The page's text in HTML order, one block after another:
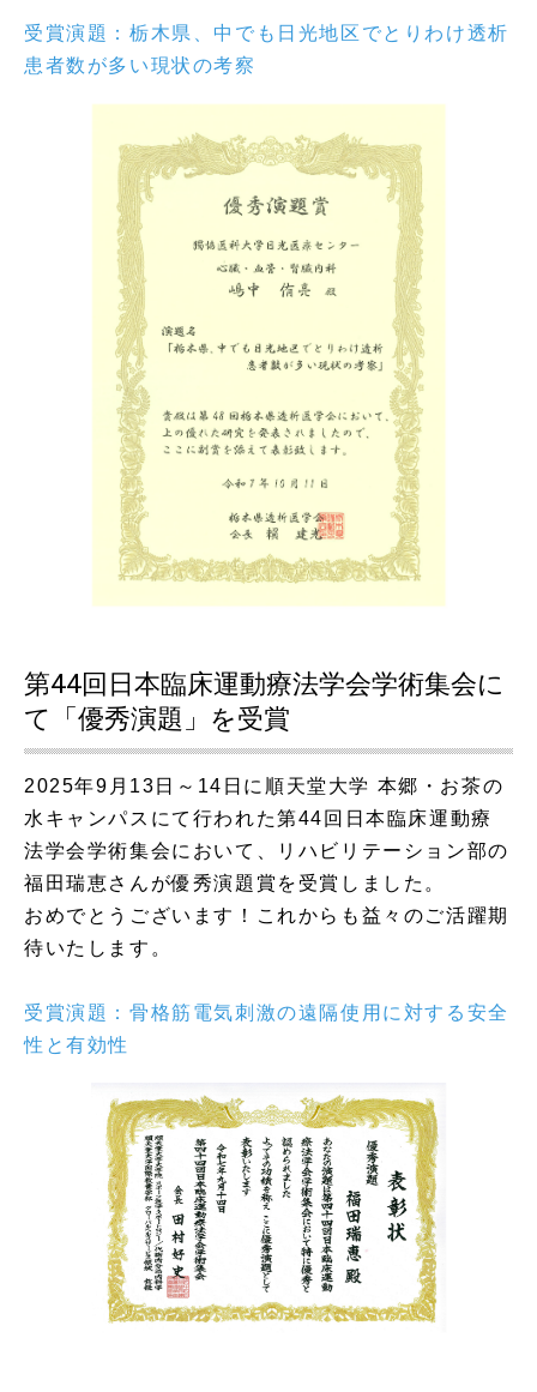
受賞演題：栃木県、中でも日光地区でとりわけ透析
患者数が多い現状の考察
第44回日本臨床運動療法学会学術集会に
て「優秀演題」を受賞
2025年9月13日～14日に順天堂大学 本郷・お茶の
水キャンパスにて行われた第44回日本臨床運動療
法学会学術集会において、リハビリテーション部の
福田瑞恵さんが優秀演題賞を受賞しました。
おめでとうございます！これからも益々のご活躍期
待いたします。
受賞演題：骨格筋電気刺激の遠隔使用に対する安全
性と有効性